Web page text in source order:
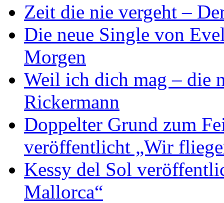
Zeit die nie vergeht –
Die neue Single von
Morgen
Weil ich dich mag – die
Rickermann
Doppelter Grund zum
veröffentlicht „Wir
Kessy del Sol
Mallorca“